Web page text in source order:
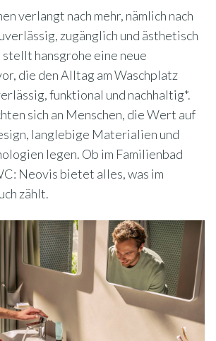
verlangt nach mehr, nämlich nach
zugänglich und ästhetisch
hansgrohe eine neue
die den Alltag am Waschplatz
funktional und nachhaltig*.
sich an Menschen, die Wert auf
langlebige Materialien und
legen. Ob im Familienbad
Neovis bietet alles, was im
zählt.